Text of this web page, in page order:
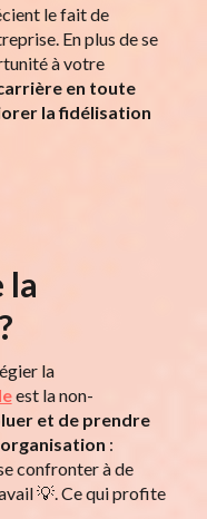
le fait de
En plus de se
à votre
en toute
la fidélisation
la
la
est la non-
et de prendre
:
confronter à de
💡. Ce qui profite